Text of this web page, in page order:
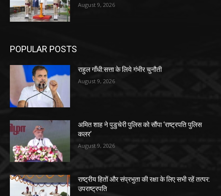
August 9, 2026
POPULAR POSTS
राहुल गाँधी:सत्ता के लिये गंभीर चुनौती
August 9, 2026
अमित शाह ने पुडुचेरी पुलिस को सौंपा ‘राष्ट्रपति पुलिस
कलर’
August 9, 2026
राष्ट्रीय हितों और संप्रभुता की रक्षा के लिए सभी रहें तत्पर:
उपराष्ट्रपति